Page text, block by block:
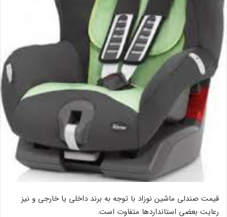
قیمت صندلی ماشین نوزاد با توجه به برند داخلی یا خارجی و نیز
رعایت بعضی استانداردها متفاوت است.